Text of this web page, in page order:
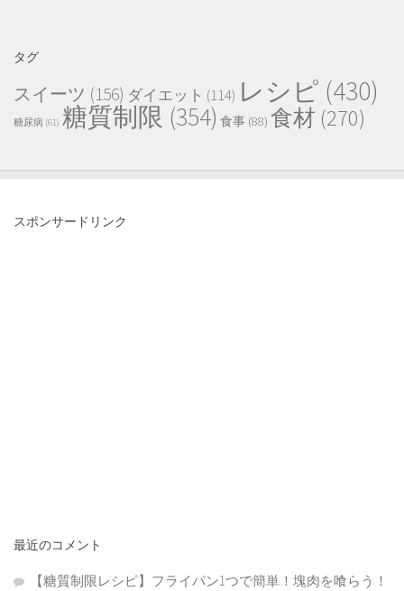
タグ
スイーツ (156) ダイエット (114) レシピ (430)
糖尿病 (61) 糖質制限 (354) 食事 (88) 食材 (270)
スポンサードリンク
最近のコメント
【糖質制限レシピ】フライパン1つで簡単！塊肉を喰らう！